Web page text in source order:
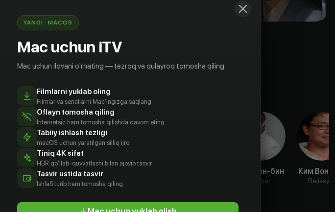
Пак Ю-чхон
Aktyor
Ан Нэ-сан
Aktyor
Пак Тон-бин
Aktyor
Ким Вон-
Rejissyor
YANGI · MACOS
Mac uchun iTV
Mac uchun ilovani o'rnating — tezroq va qulayroq tomosha qiling.
Filmlarni yuklab oling
Filmlar va seriallarni Mac'ingizga saqlang.
Oflayn tomosha qiling
Internetsiz ham tomosha qilishda davom eting.
Tabiiy ishlash tezligi
macOS uchun yaratilgan silliq ijro.
Tiniq 4K sifat
HDR qo'llab-quvvatlashi bilan ajoyib tasvir.
Tasvir ustida tasvir
Ishlаб turib ham tomosha qiling.